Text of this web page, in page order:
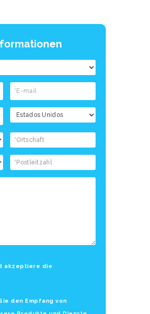
akzeptiere die
den Empfang von